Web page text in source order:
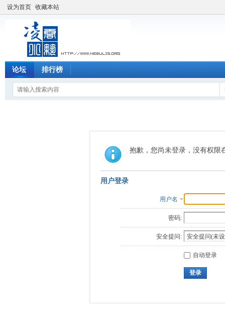
设为首页 收藏本站
论坛 排行榜
抱歉，您尚未登录，没有权限
用户登录
用户名
密码:
安全提问:
自动登录
登录